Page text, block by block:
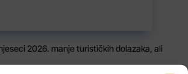
2026. manje turističkih dolazaka, ali